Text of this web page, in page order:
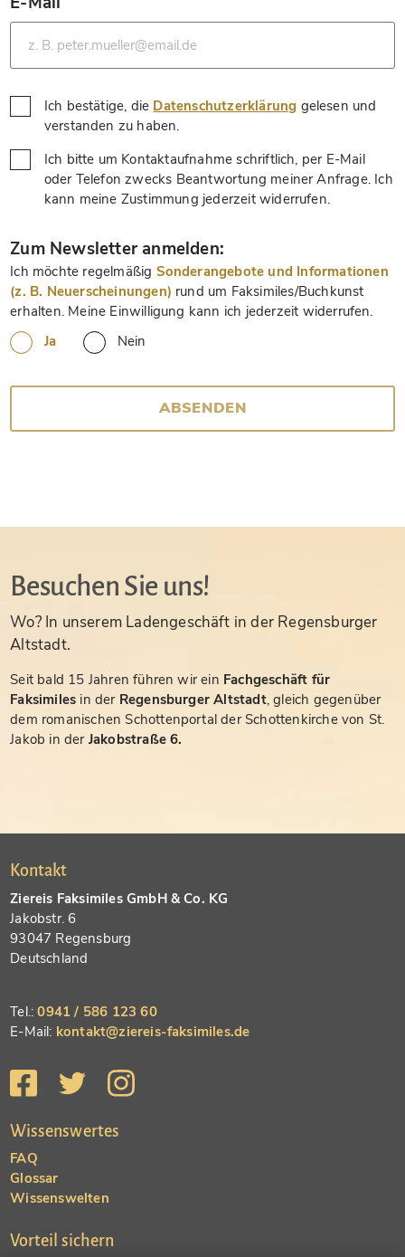
*
Ich bestätige, die Datenschutzerklärung gelesen und
verstanden zu haben.
Ich bitte um Kontaktaufnahme schriftlich, per E-Mail
oder Telefon zwecks Beantwortung meiner Anfrage. Ich
kann meine Zustimmung jederzeit widerrufen.
Zum Newsletter anmelden:
Ich möchte regelmäßig Sonderangebote und Informationen
(z. B. Neuerscheinungen) rund um Faksimiles/Buchkunst
erhalten. Meine Einwilligung kann ich jederzeit widerrufen.
Ja
Nein
ABSENDEN
Besuchen Sie uns!
Wo? In unserem Ladengeschäft in der Regensburger
Altstadt.
Seit bald 15 Jahren führen wir ein Fachgeschäft für
Faksimiles in der Regensburger Altstadt, gleich gegenüber
dem romanischen Schottenportal der Schottenkirche von St.
Jakob in der Jakobstraße 6.
Kontakt
Ziereis Faksimiles GmbH & Co. KG
Jakobstr. 6
93047 Regensburg
Deutschland
Tel.:0941 / 586 123 60
E-Mail: kontakt@ziereis-faksimiles.de
Wissenswertes
FAQ
Glossar
Wissenswelten
Vorteil sichern